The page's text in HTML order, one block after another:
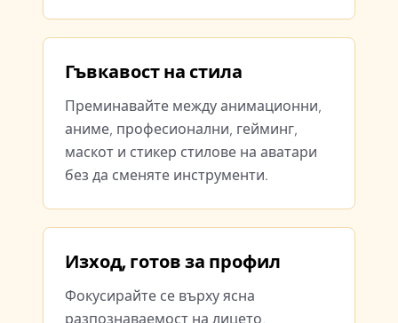
Гъвкавост на стила
Преминавайте между анимационни,
аниме, професионални, гейминг,
маскот и стикер стилове на аватари
без да сменяте инструменти.
Изход, готов за профил
Фокусирайте се върху ясна
разпознаваемост на лицето,